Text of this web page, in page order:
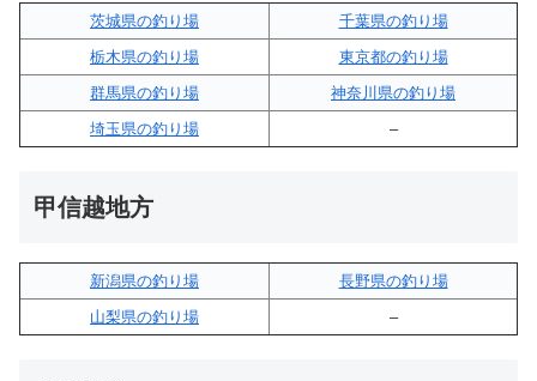
茨城県の釣り場
千葉県の釣り場
栃木県の釣り場
東京都の釣り場
群馬県の釣り場
神奈川県の釣り場
埼玉県の釣り場
–
甲信越地方
新潟県の釣り場
長野県の釣り場
山梨県の釣り場
–